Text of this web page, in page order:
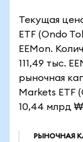
Текущая
ETF (Ondo
EEMon.
111,49 тыс.
рыночная
Markets ETF
10,44 млрд
РЫНОЧНАЯ